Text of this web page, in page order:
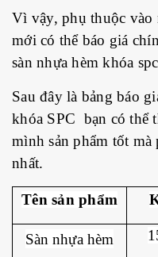
Vì vậy, phụ thuộc vào
mới có thể báo giá
sàn nhựa hèm khóa
Sau đây là bảng báo
khóa SPC bạn có thể
mình sản phẩm tốt
nhất.
Tên sản phẩm
Sàn nhựa hèm